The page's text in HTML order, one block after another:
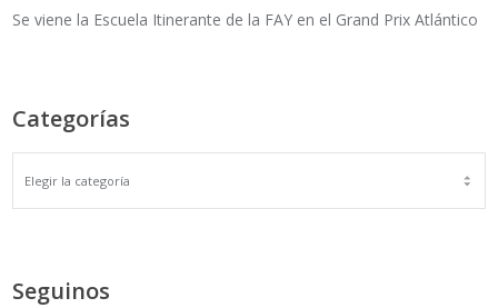
Se viene la Escuela Itinerante de la FAY en el Grand Prix Atlántico
Categorías
Seguinos